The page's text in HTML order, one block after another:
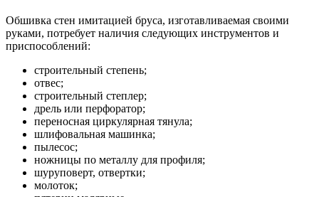
Обшивка стен имитацией бруса, изготавливаемая своими
руками, потребует наличия следующих инструментов и
приспособлений:
строительный степень;
отвес;
строительный степлер;
дрель или перфоратор;
переносная циркулярная тянула;
шлифовальная машинка;
пылесос;
ножницы по металлу для профиля;
шуруповерт, отвертки;
молоток;